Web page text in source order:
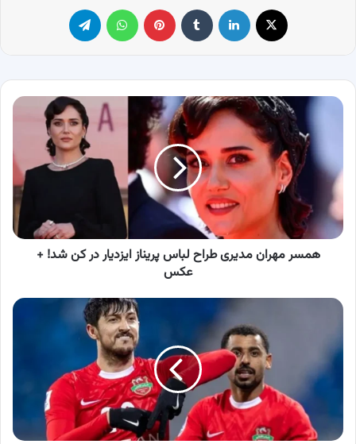
لینکدین ‫تامبلر پینترست
همسر
لباس
پریناز
ایزدیار
در
کن
همسر مهران مدیری طراح لباس پریناز ایزدیار در کن شد! +
عکس
سردار
مسیر
خود
شوکی
بزرگ